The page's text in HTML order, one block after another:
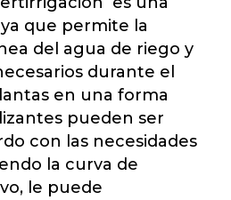
que permite la
del agua de riego y
durante el
en una forma
pueden ser
con las necesidades
la curva de
le puede